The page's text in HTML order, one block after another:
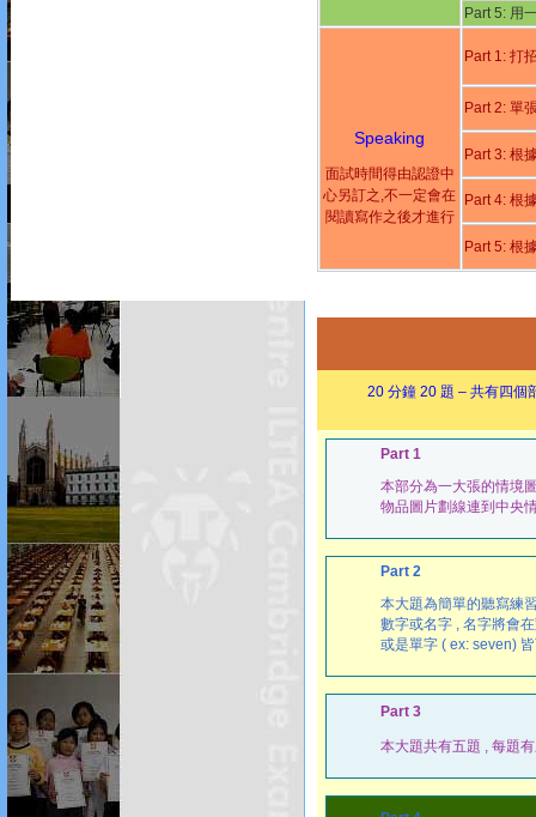
Part 5: 用
Speaking
面試時間得由認證中
心另訂之,不一定會在
閱讀寫作之後才進行
Part 1: 打
Part 2: 單
Part 3: 根
Part 4: 根
Part 5: 根
20 分鐘 20 題 – 共有四個
Part 1
本部分為一大張的情境
物品圖片劃線連到中央
Part 2
本大題為簡單的聽寫練
數字或名字 , 名字將會
或是單字 ( ex: seven)
Part 3
本大題共有五題 , 每題